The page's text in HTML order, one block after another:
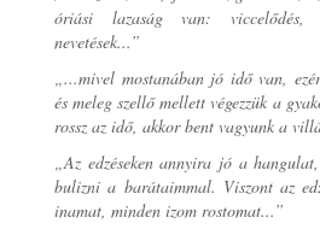
óriási lazaság van: viccelődés,
nevetések...”
„...mivel mostanában jó idő van,
és meleg szellő mellett végezzük a
rossz az idő, akkor bent vagyunk a
„Az edzéseken annyira jó a
bulizni a barátaimmal. Viszont az
inamat, minden izom rostomat...”